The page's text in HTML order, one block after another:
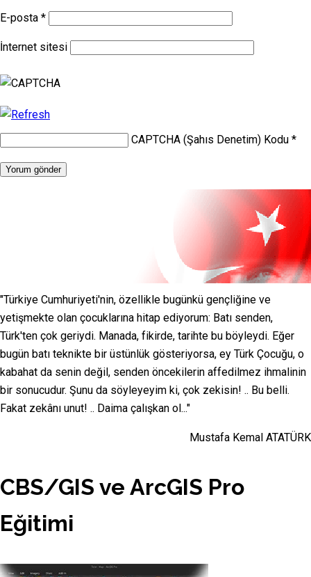
E-posta *
İnternet sitesi
CAPTCHA (Şahıs Denetim) Kodu *
"Türkiye Cumhuriyeti'nin, özellikle bugünkü gençliğine ve
yetişmekte olan çocuklarına hitap ediyorum: Batı senden,
Türk'ten çok geriydi. Manada, fikirde, tarihte bu böyleydi. Eğer
bugün batı teknikte bir üstünlük gösteriyorsa, ey Türk Çocuğu, o
kabahat da senin değil, senden öncekilerin affedilmez ihmalinin
bir sonucudur. Şunu da söyleyeyim ki, çok zekisin! .. Bu belli.
Fakat zekânı unut! .. Daima çalışkan ol..."
Mustafa Kemal ATATÜRK
CBS/GIS ve ArcGIS Pro
Eğitimi